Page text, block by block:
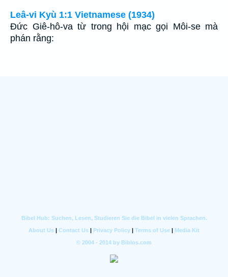
Leâ-vi Kyù 1:1 Vietnamese (1934)
Ðức Giê-hô-va từ trong hội mạc gọi Môi-se mà
phán rằng: